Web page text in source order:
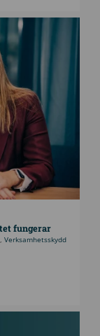
fungerar
,Verksamhetsskydd